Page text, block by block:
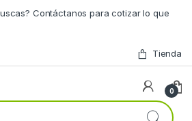
Contáctanos para cotizar lo que
Tienda
0